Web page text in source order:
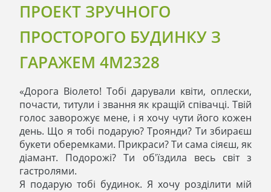
ПРОЕКТ ЗРУЧНОГО
ПРОСТОРОГО БУДИНКУ З
ГАРАЖЕМ 4M2328
«Дорога Віолето! Тобі дарували квіти, оплески,
почасти, титули і звання як кращій співачці. Твій
голос заворожує мене, і я хочу чути його кожен
день. Що я тобі подарую? Троянди? Ти збираєш
букети оберемками. Прикраси? Ти сама сіяєш, як
діамант. Подорожі? Ти об'їздила весь світ з
гастролями.
Я подарую тобі будинок. Я хочу розділити мій